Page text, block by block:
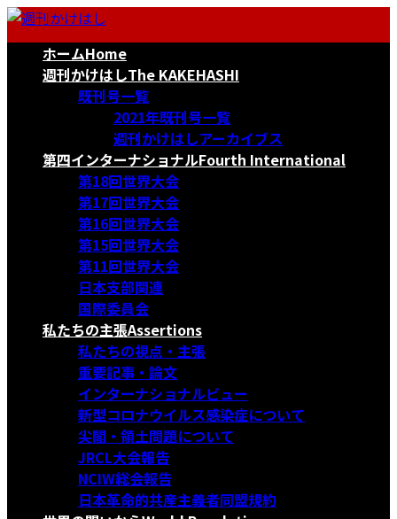
コ
ナ
ホームHome
週刊かけはしThe KAKEHASHI
既刊号一覧
2021年既刊号一覧
週刊かけはしアーカイブス
第四インターナショナルFourth International
第18回世界大会
第17回世界大会
第16回世界大会
第15回世界大会
第11回世界大会
日本支部関連
国際委員会
私たちの主張Assertions
私たちの視点・主張
重要記事・論文
インターナショナルビュー
新型コロナウイルス感染症について
尖閣・領土問題について
JRCL大会報告
NCIW総会報告
日本革命的共産主義者同盟規約